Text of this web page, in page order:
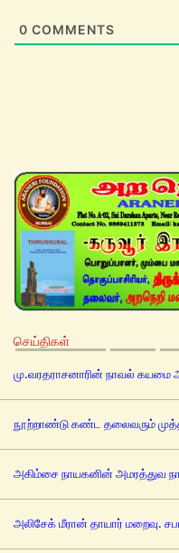
0 COMMENTS
செய்திகள்
மு.வரதராசனாரின் நாவல் கயமை
நூற்றாண்டு கண்ட தலைவரும்
அகிம்சை நாயகனின் அமரத்துவ
அலிசேக் மீரான் தாயார் மறைவு.